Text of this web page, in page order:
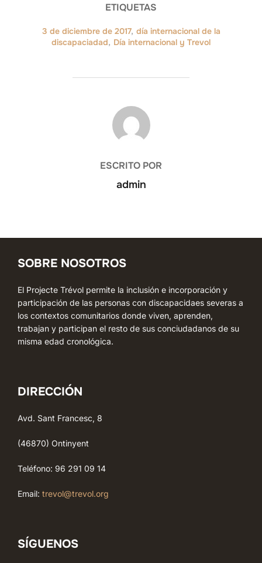
ETIQUETAS
3 de diciembre de 2017, día internacional de la
discapaciadad, Día internacional y Trevol
AUTOR DE LA ENTRADA
ESCRITO POR
admin
SOBRE NOSOTROS
El Projecte Trévol permite la inclusión e incorporación y
participación de las personas con discapacidaes severas a
los contextos comunitarios donde viven, aprenden,
trabajan y participan el resto de sus conciudadanos de su
misma edad cronológica.
DIRECCIÓN
Avd. Sant Francesc, 8
(46870) Ontinyent
Teléfono: 96 291 09 14
Email: trevol@trevol.org
SÍGUENOS